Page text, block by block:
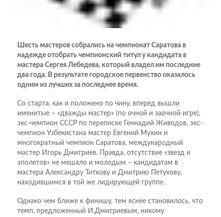
Шесть мастеров собрались на чемпионат Саратова в
надежде отобрать чемпионский титул у кандидата в
мастера Сергея Лебедева, который владел им последние
два года. В результате городское первенство оказалось
одним из лучших за последнее время.
Со старта, как и положено по чину, вперед вышли
именитые – «дважды мастер» (по очной и заочной игре),
экс-чемпион СССР по переписке Геннадий Живодов, экс-
чемпион Узбекистана мастер Евгений Мухин и
многократный чемпион Саратова, международный
мастер Игорь Дмитриев. Правда, отсутствие «звезд и
эполетов» не мешало и молодым – кандидатам в
мастера Александру Титкову и Дмитрию Петухову,
находившимся в той же лидирующей группе.
Однако чем ближе к финишу, тем яснее становилось, что
темп, предложенный И.Дмитриевым, никому